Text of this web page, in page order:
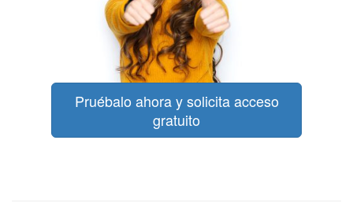
Pruébalo ahora y solicita acceso
gratuito